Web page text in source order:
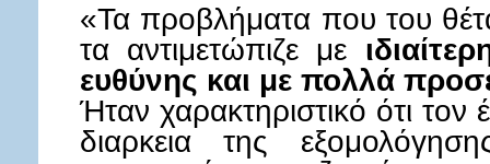
«Τα προβλήματα που του
τα αντιμετώπιζε με
ευθύνης και με πολλά
Ήταν χαρακτηριστικό ότι
διαρκεια της